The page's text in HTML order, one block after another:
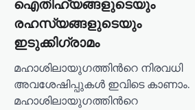
i
g
a
t
i
ഐതിഹ്യങ്ങളുടെയും
രഹസ്യങ്ങളുടെയും
ഇടുക്കിഗ്രാമം
മഹാശിലായുഗത്തിന്‍റെ നിരവധി
അവശേഷിപ്പുകള്‍ ഇവിടെ കാണാം.
മഹാശിലായുഗത്തിന്‍റെ